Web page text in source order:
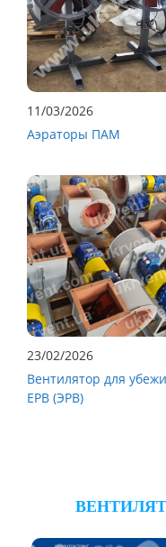
11/03/2026
Аэраторы ПАМ
23/02/2026
Вентилятор для
ЕРВ (ЭРВ)